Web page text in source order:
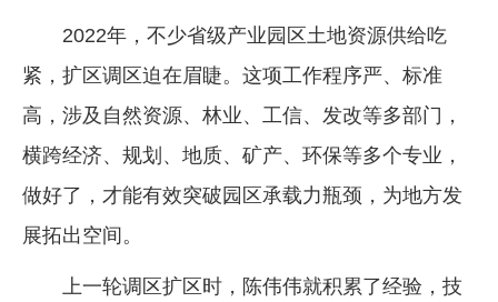
2022年，不少省级产业园区土地资源供给吃
紧，扩区调区迫在眉睫。这项工作程序严、标准
高，涉及自然资源、林业、工信、发改等多部门，
横跨经济、规划、地质、矿产、环保等多个专业，
做好了，才能有效突破园区承载力瓶颈，为地方发
展拓出空间。
上一轮调区扩区时，陈伟伟就积累了经验，技